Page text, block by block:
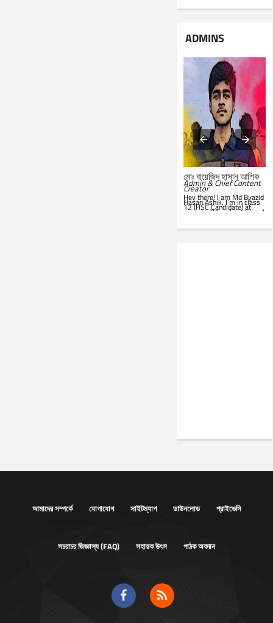
ADMINS
মোঃ বায়েজিদ হাসান আশিক
Admin & Chief Content
Creator
Hey there! I am Md Byazid
Hasan Ashik. I’m in class
12 (HSC Candidate) at
present. When I get time, I
like this website. Best of
luck!
আমাদের সম্পর্কে যোগাযোগ সাইটম্যাপ ডাউনলোড প্রাইভেসি
সচরাচর জিজ্ঞাস্য (FAQ) সহায়ক উৎস পাঠক অবদান